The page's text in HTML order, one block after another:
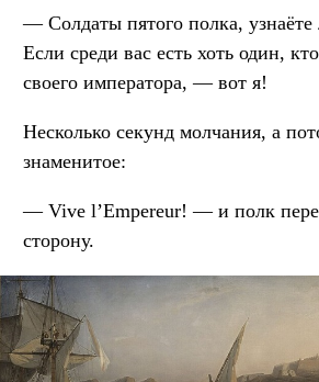
— Солдаты пятого полка,
Если среди вас есть хоть один,
своего императора, — вот я!
Несколько секунд молчания, а
знаменитое:
— Vive l’Empereur! — и полк
сторону.